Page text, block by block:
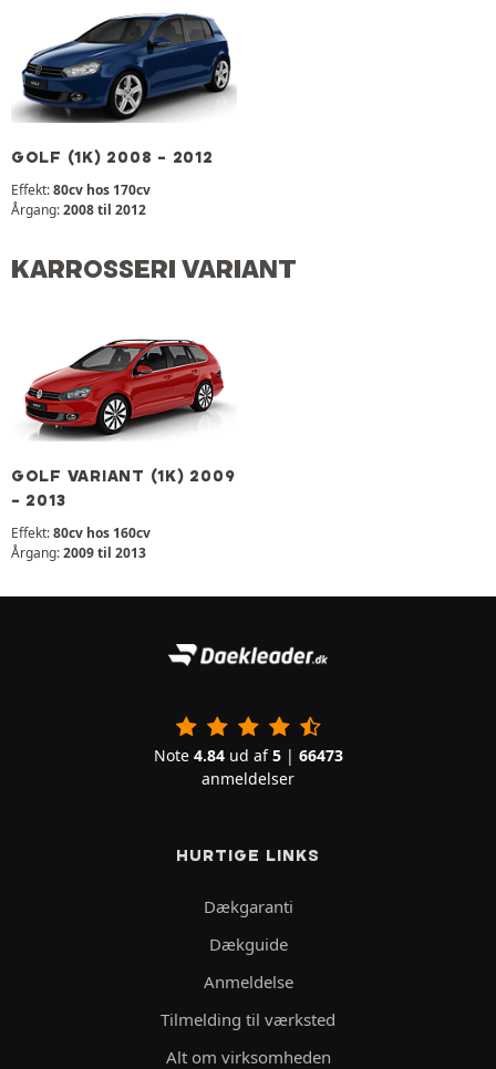
GOLF (1K) 2008 - 2012
Effekt:80cv hos 170cv
Årgang:2008 til 2012
KARROSSERI VARIANT
GOLF VARIANT (1K) 2009
- 2013
Effekt:80cv hos 160cv
Årgang:2009 til 2013
Note 4.84ud af5| 66473
anmeldelser
HURTIGE LINKS
Dækgaranti
Dækguide
Anmeldelse
Tilmelding til værksted
Alt om virksomheden